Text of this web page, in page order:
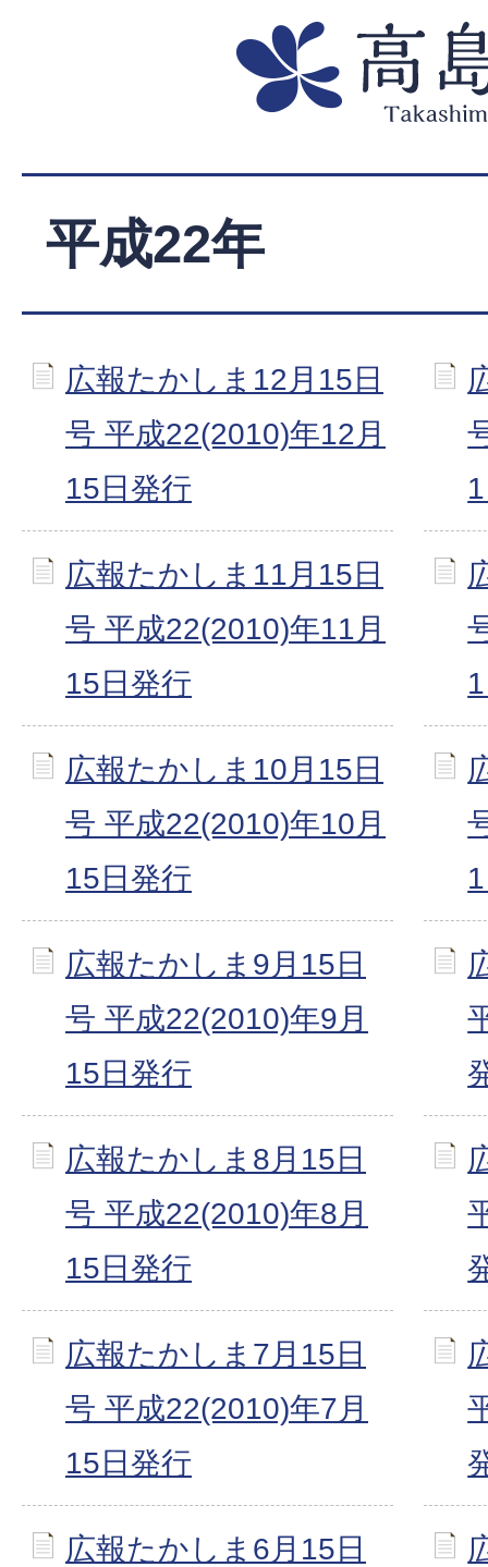
平成22年
広報たかしま12月15日
号 平成22(2010)年12月
15日発行
広報たかしま11月15日
号 平成22(2010)年11月
15日発行
広報たかしま10月15日
号 平成22(2010)年10月
15日発行
広報たかしま9月15日
号 平成22(2010)年9月
15日発行
広報たかしま8月15日
号 平成22(2010)年8月
15日発行
広報たかしま7月15日
号 平成22(2010)年7月
15日発行
広報たかしま6月15日